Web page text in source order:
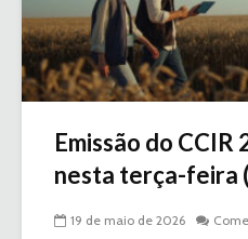
Emissão do CCIR
nesta terça-feira
19 de maio de 2026